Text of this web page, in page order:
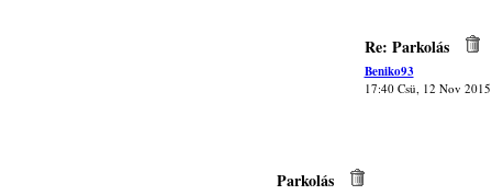
Re: Parkolás
Beniko93
17:40 Csü, 12 Nov 2015
Parkolás